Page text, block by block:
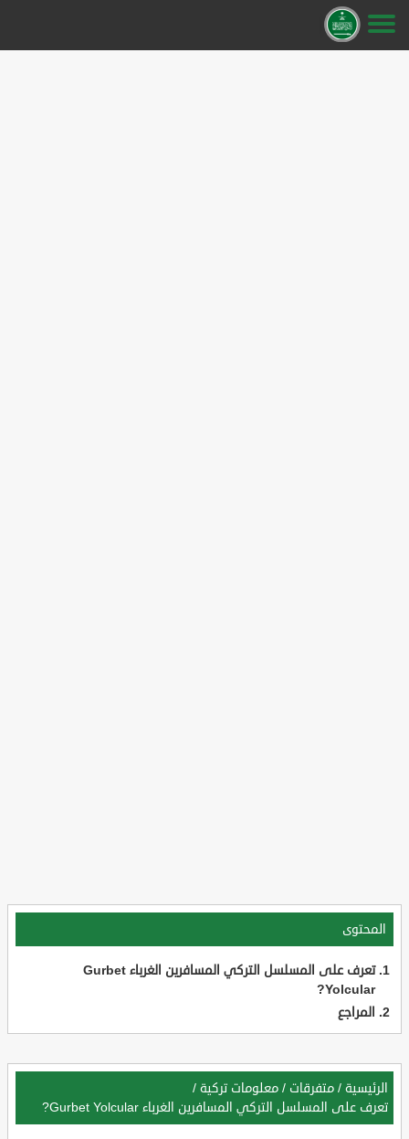
المحتوى
تعرف على المسلسل التركي المسافرين الغرباء Gurbet
Yolcular?
المراجع
الرئيسية / متفرقات / معلومات تركية /
تعرف على المسلسل التركي المسافرين الغرباء Gurbet Yolcular?